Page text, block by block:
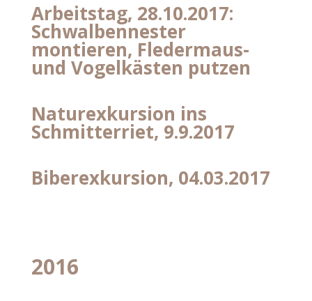
Arbeitstag, 28.10.2017:
Schwalbennester
montieren, Fledermaus-
und Vogelkästen putzen
Naturexkursion ins
Schmitterriet, 9.9.2017
Biberexkursion, 04.03.2017
2016